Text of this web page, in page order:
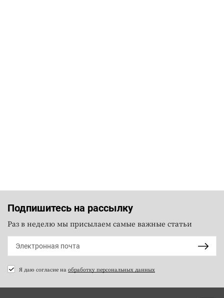
Подпишитесь на рассылку
Раз в неделю мы присылаем самые важные статьи
Я даю согласие на обработку персональных данных